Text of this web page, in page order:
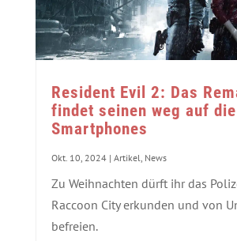
Resident Evil 2: Das
findet seinen weg auf die
Smartphones
Okt. 10, 2024| Artikel News
Zu Weihnachten dürft ihr das
Raccoon City erkunden und von
befreien.